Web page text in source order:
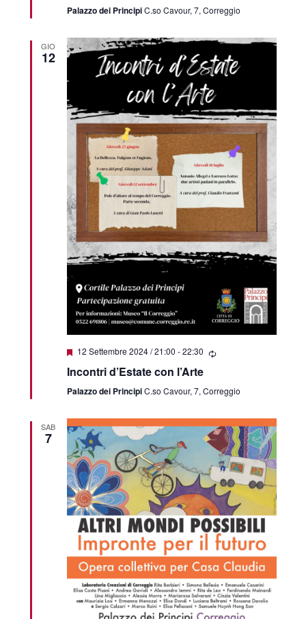
Palazzo dei PrincipiC.so Cavour, 7, Correggio
GIO
12
Segnalati
12 Settembre 2024 / 21:00 -22:30
Incontri d’Estate con l’Arte
Palazzo dei PrincipiC.so Cavour, 7, Correggio
SAB
7